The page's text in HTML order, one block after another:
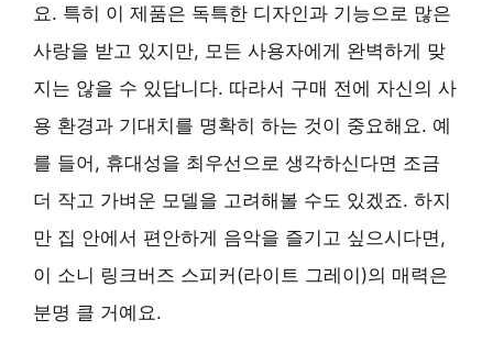
요. 특히 이 제품은 독특한 디자인과 기능으로 많은
사랑을 받고 있지만, 모든 사용자에게 완벽하게 맞
지는 않을 수 있답니다. 따라서 구매 전에 자신의 사
용 환경과 기대치를 명확히 하는 것이 중요해요. 예
를 들어, 휴대성을 최우선으로 생각하신다면 조금
더 작고 가벼운 모델을 고려해볼 수도 있겠죠. 하지
만 집 안에서 편안하게 음악을 즐기고 싶으시다면,
이 소니 링크버즈 스피커(라이트 그레이)의 매력은
분명 클 거예요.